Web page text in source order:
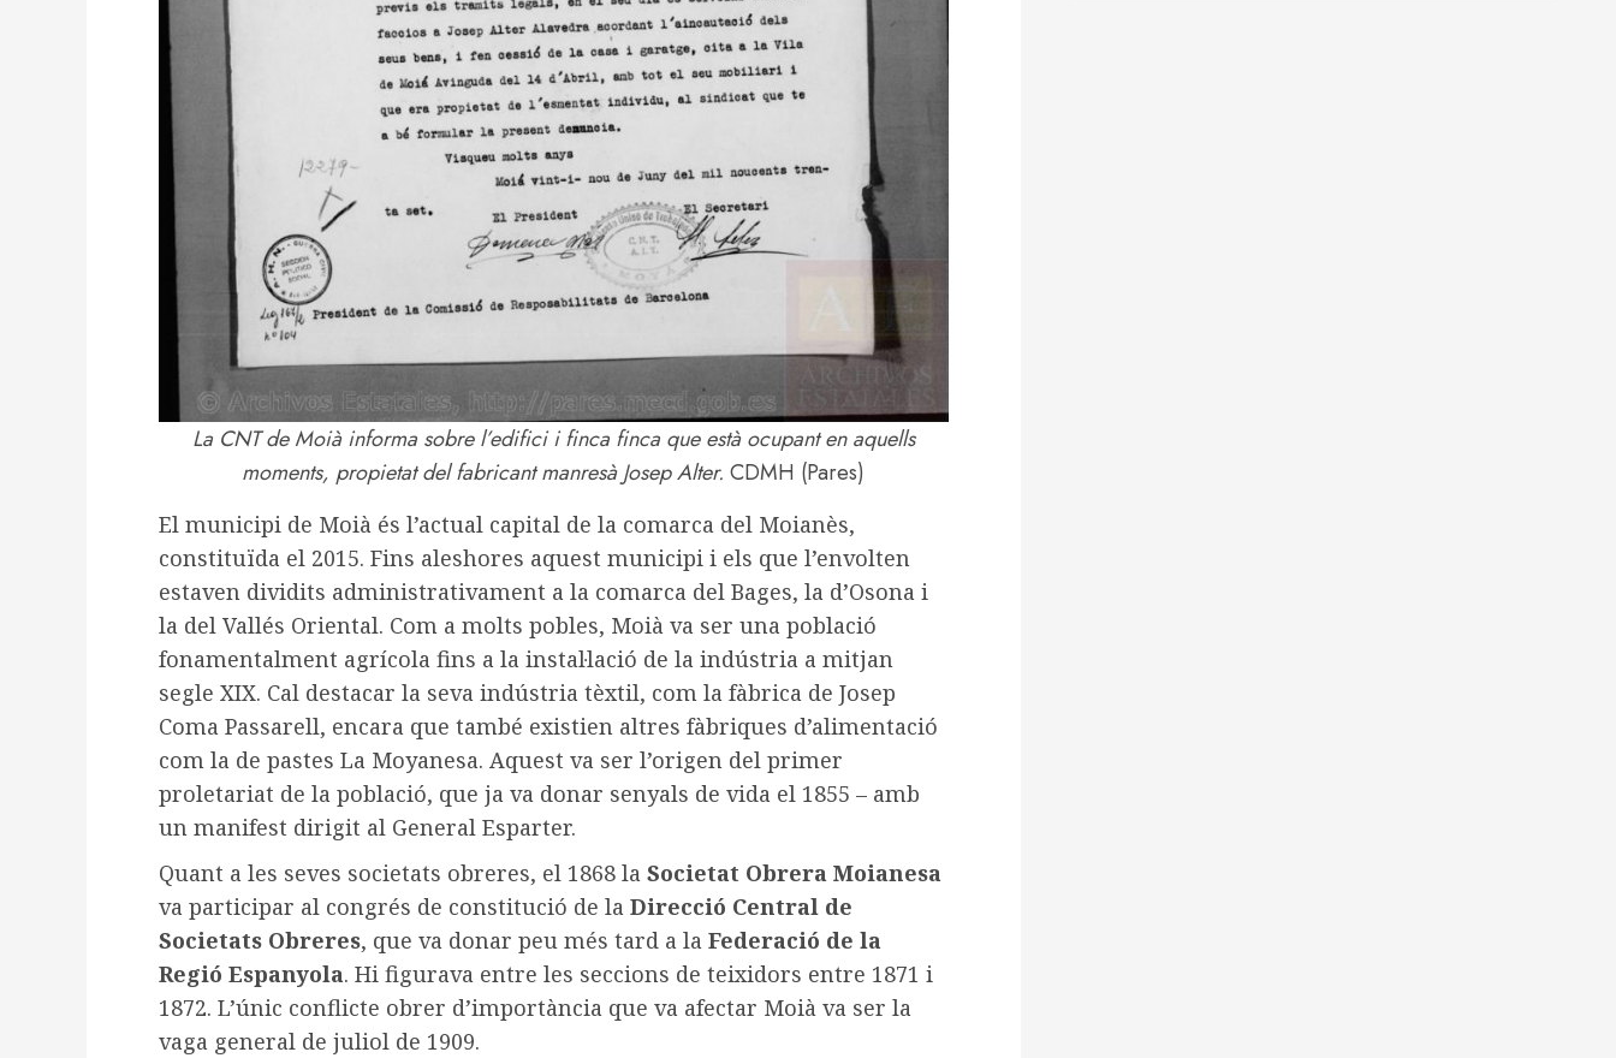
La CNT de Moià informa sobre l’edifici i finca finca que està ocupant en aquells
moments, propietat del fabricant manresà Josep Alter. CDMH (Pares)
El municipi de Moià és l’actual capital de la comarca del Moianès,
constituïda el 2015. Fins aleshores aquest municipi i els que l’envolten
estaven dividits administrativament a la comarca del Bages, la d’Osona i
la del Vallés Oriental. Com a molts pobles, Moià va ser una població
fonamentalment agrícola fins a la instal·lació de la indústria a mitjan
segle XIX. Cal destacar la seva indústria tèxtil, com la fàbrica de Josep
Coma Passarell, encara que també existien altres fàbriques d’alimentació
com la de pastes La Moyanesa. Aquest va ser l’origen del primer
proletariat de la població, que ja va donar senyals de vida el 1855 – amb
un manifest dirigit al General Esparter.
Quant a les seves societats obreres, el 1868 la Societat Obrera Moianesa
va participar al congrés de constitució de la Direcció Central de
Societats Obreres, que va donar peu més tard a la Federació de la
Regió Espanyola. Hi figurava entre les seccions de teixidors entre 1871 i
1872. L’únic conflicte obrer d’importància que va afectar Moià va ser la
vaga general de juliol de 1909.